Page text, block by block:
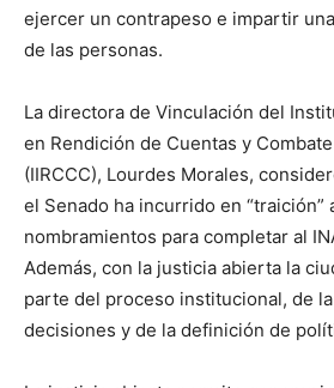
ejercer un contrapeso e impartir
de las personas.
La directora de Vinculación del
en Rendición de Cuentas y
(IIRCCC), Lourdes Morales,
el Senado ha incurrido en “traición”
nombramientos para completar al
Además, con la justicia abierta la
parte del proceso institucional, de
decisiones y de la definición de